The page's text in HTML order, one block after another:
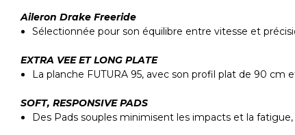
Aileron Drake Freeride
Sélectionnée pour son équilibre entre vitesse et
EXTRA VEE ET LONG PLATE
La planche FUTURA 95, avec son profil plat de 90
SOFT, RESPONSIVE PADS
Des Pads souples minimisent les impacts et la